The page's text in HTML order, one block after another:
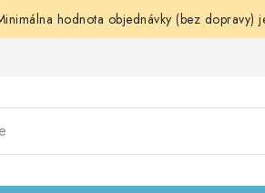
hodnota objednávky (bez dopravy)